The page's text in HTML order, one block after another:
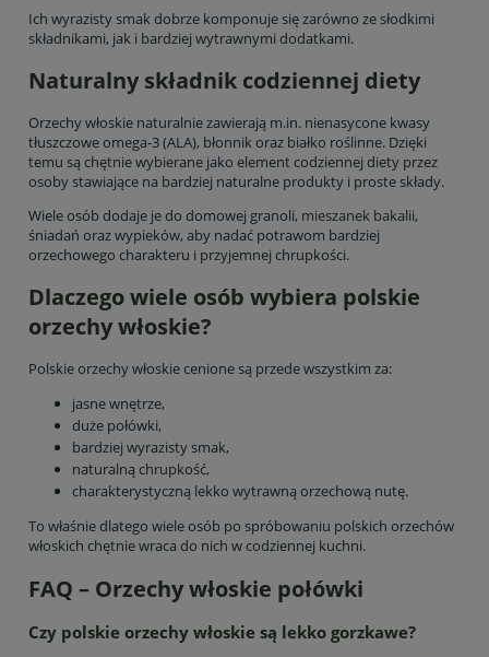
Ich wyrazisty smak dobrze komponuje się zarówno ze słodkimi
składnikami, jak i bardziej wytrawnymi dodatkami.
Naturalny składnik codziennej diety
Orzechy włoskie naturalnie zawierają m.in. nienasycone kwasy
tłuszczowe omega-3 (ALA), błonnik oraz białko roślinne. Dzięki
temu są chętnie wybierane jako element codziennej diety przez
osoby stawiające na bardziej naturalne produkty i proste składy.
Wiele osób dodaje je do domowej granoli, mieszanek bakalii,
śniadań oraz wypieków, aby nadać potrawom bardziej
orzechowego charakteru i przyjemnej chrupkości.
Dlaczego wiele osób wybiera polskie
orzechy włoskie?
Polskie orzechy włoskie cenione są przede wszystkim za:
jasne wnętrze,
duże połówki,
bardziej wyrazisty smak,
naturalną chrupkość,
charakterystyczną lekko wytrawną orzechową nutę.
To właśnie dlatego wiele osób po spróbowaniu polskich orzechów
włoskich chętnie wraca do nich w codziennej kuchni.
FAQ – Orzechy włoskie połówki
Czy polskie orzechy włoskie są lekko gorzkawe?